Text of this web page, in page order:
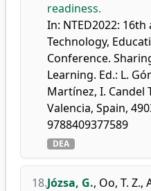
readiness.
In: NTED2022:
Technology,
Conference.
Learning. Ed.: L.
Martínez, I. Candel
Valencia, Spain,
9788409377589
DEA
18.Józsa, G., Oo, T. Z.,